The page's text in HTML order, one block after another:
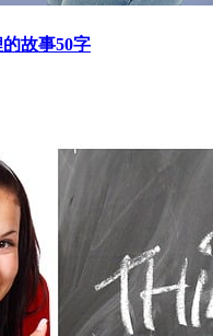
故事50字